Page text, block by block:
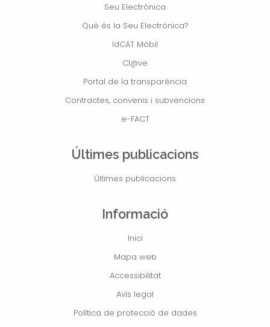
Seu Electrònica
Què és la Seu Electrònica?
IdCAT Mòbil
Cl@ve
Portal de la transparència
Contractes, convenis i subvencions
e-FACT
Últimes publicacions
Últimes publicacions
Informació
Inici
Mapa web
Accessibilitat
Avís legal
Política de protecció de dades